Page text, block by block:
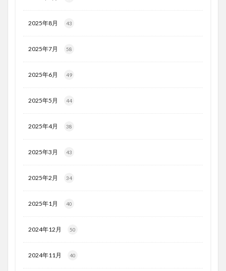
2025年8月 43
2025年7月 58
2025年6月 49
2025年5月 44
2025年4月 38
2025年3月 43
2025年2月 34
2025年1月 40
2024年12月 50
2024年11月 40